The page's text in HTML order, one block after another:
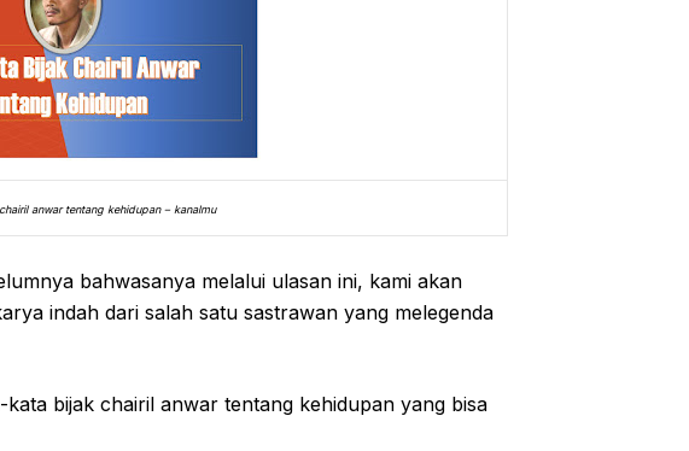
anwar tentang kehidupan – kanalmu
bahwasanya melalui ulasan ini, kami akan
indah dari salah satu sastrawan yang melegenda
bijak chairil anwar tentang kehidupan yang bisa